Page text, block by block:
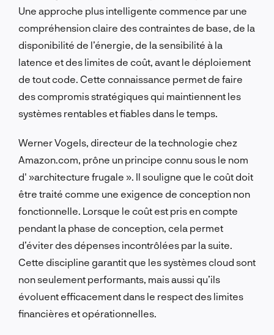
Une approche plus intelligente commence par une
compréhension claire des contraintes de base, de la
disponibilité de l’énergie, de la sensibilité à la
latence et des limites de coût, avant le déploiement
de tout code. Cette connaissance permet de faire
des compromis stratégiques qui maintiennent les
systèmes rentables et fiables dans le temps.
Werner Vogels, directeur de la technologie chez
Amazon.com, prône un principe connu sous le nom
d' »architecture frugale ». Il souligne que le coût doit
être traité comme une exigence de conception non
fonctionnelle. Lorsque le coût est pris en compte
pendant la phase de conception, cela permet
d’éviter des dépenses incontrôlées par la suite.
Cette discipline garantit que les systèmes cloud sont
non seulement performants, mais aussi qu’ils
évoluent efficacement dans le respect des limites
financières et opérationnelles.